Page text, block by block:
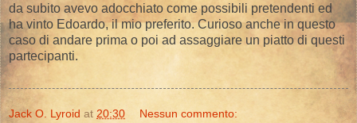
da subito avevo adocchiato come possibili pretendenti ed
ha vinto Edoardo, il mio preferito. Curioso anche in questo
caso di andare prima o poi ad assaggiare un piatto di questi
partecipanti.
Jack O. Lyroid at 20:30 Nessun commento: